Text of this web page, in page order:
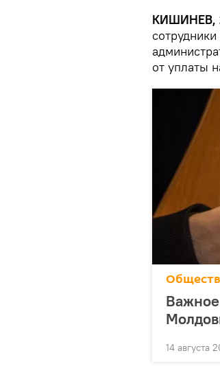
КИШИНЕВ,
от уплаты
14 августа